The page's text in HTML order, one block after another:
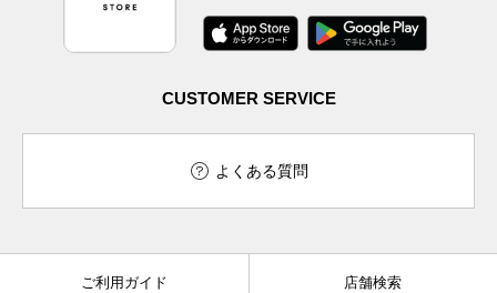
CUSTOMER SERVICE
よくある質問
ご利用ガイド 店舗検索